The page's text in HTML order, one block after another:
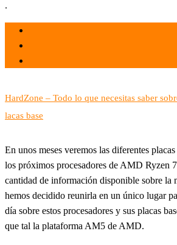
.
HardZone – Todo lo que necesitas saber
lacas base
En unos meses veremos las diferentes
los próximos procesadores de AMD Ryzen
cantidad de información disponible sobre
hemos decidido reunirla en un único lugar
día sobre estos procesadores y sus placas
que tal la plataforma AM5 de AMD.